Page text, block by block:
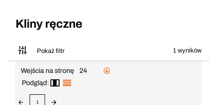
Kliny ręczne
Pokaż filtr 1 wyników
Wejścia na stronę
24
Podgląd:
1